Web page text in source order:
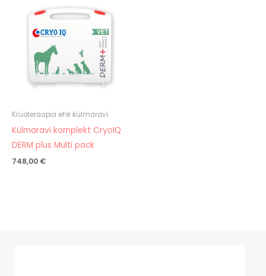
Krüoteraapia ehk külmaravi
Külmaravi komplekt CryoIQ
DERM plus Multi pack
748,00 €